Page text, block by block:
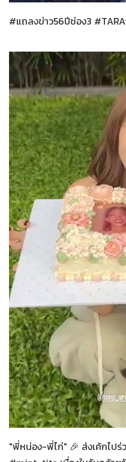
#แถลงข่าว56ปีช่อง3
08-03-2569 ทั่วไป
"พี่หน่อง-พี่ไก่" 🎉 ส่งเค้กไป